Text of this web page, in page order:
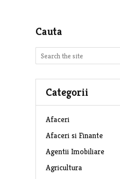
Cauta
Categorii
Afaceri
Afaceri si Finante
Agentii Imobiliare
Agricultura